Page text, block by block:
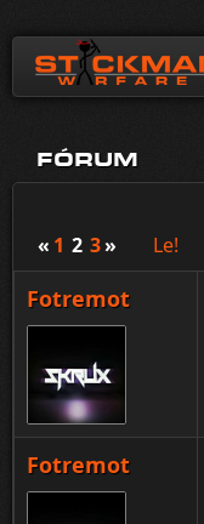
FÓRUM
« 1 2 3» Le!
Fotremot
Fotremot